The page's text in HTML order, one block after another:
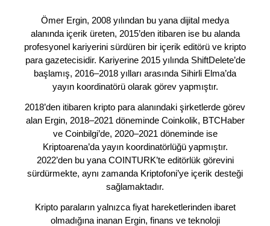
Ömer Ergin, 2008 yılından bu yana dijital medya
alanında içerik üreten, 2015’den itibaren ise bu alanda
profesyonel kariyerini sürdüren bir içerik editörü ve kripto
para gazetecisidir. Kariyerine 2015 yılında ShiftDelete’de
başlamış, 2016–2018 yılları arasında Sihirli Elma’da
yayın koordinatörü olarak görev yapmıştır.
2018’den itibaren kripto para alanındaki şirketlerde görev
alan Ergin, 2018–2021 döneminde Coinkolik, BTCHaber
ve Coinbilgi’de, 2020–2021 döneminde ise
Kriptoarena’da yayın koordinatörlüğü yapmıştır.
2022’den bu yana COINTURK’te editörlük görevini
sürdürmekte, aynı zamanda Kriptofoni’ye içerik desteği
sağlamaktadır.
Kripto paraların yalnızca fiyat hareketlerinden ibaret
olmadığına inanan Ergin, finans ve teknoloji